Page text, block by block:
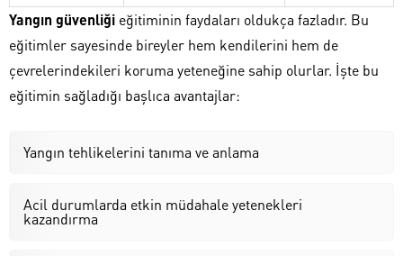
Yangın güvenliği eğitiminin faydaları oldukça fazladır. Bu
eğitimler sayesinde bireyler hem kendilerini hem de
çevrelerindekileri koruma yeteneğine sahip olurlar. İşte bu
eğitimin sağladığı başlıca avantajlar:
Yangın tehlikelerini tanıma ve anlama
Acil durumlarda etkin müdahale yetenekleri
kazandırma